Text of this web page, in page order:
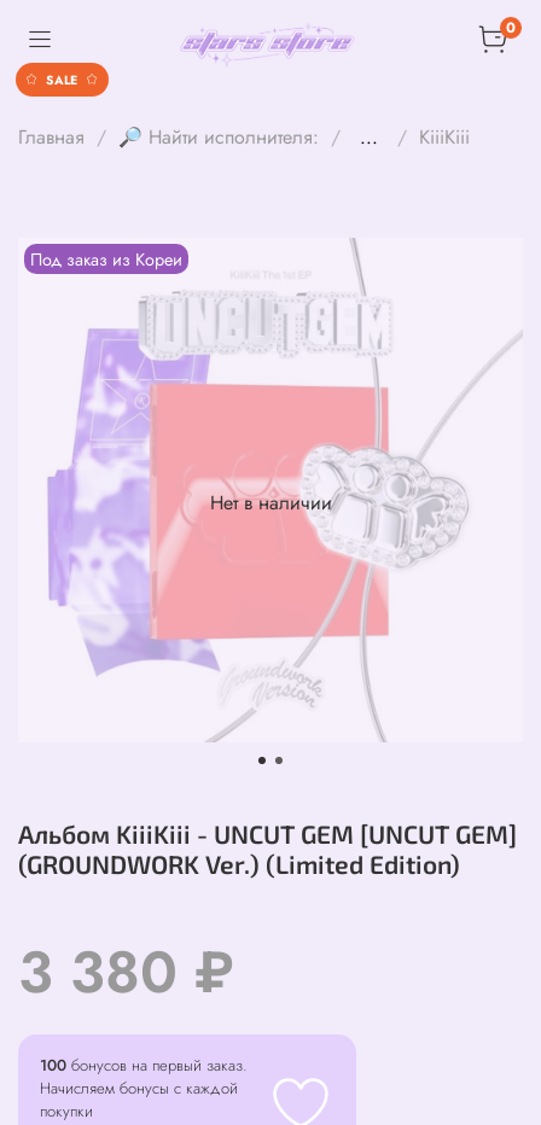
0
Главная 🔎 Найти исполнителя: ... KiiiKiii
Нет в наличии
Под заказ из Кореи
Альбом KiiiKiii - UNCUT GEM [UNCUT GEM]
(GROUNDWORK Ver.) (Limited Edition)
3 380 ₽
100 бонусов на первый заказ.
Начисляем бонусы с каждой
покупки